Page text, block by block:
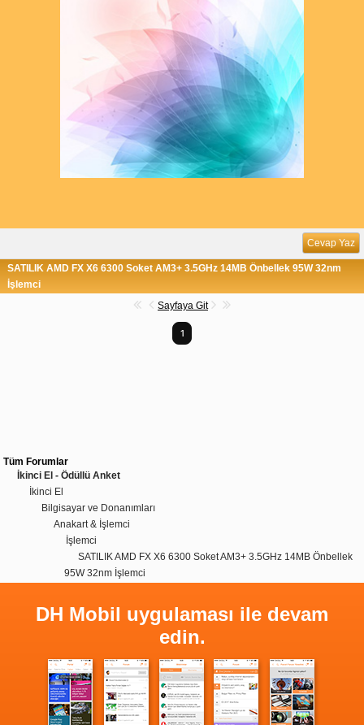
Cevap Yaz
SATILIK AMD FX X6 6300 Soket AM3+ 3.5GHz 14MB Önbellek 95W 32nm
İşlemci
Sayfaya Git
1
Tüm Forumlar
İkinci El - Ödüllü Anket
İkinci El
Bilgisayar ve Donanımları
Anakart & İşlemci
İşlemci
SATILIK AMD FX X6 6300 Soket AM3+ 3.5GHz 14MB Önbellek
95W 32nm İşlemci
DH Mobil uygulaması ile devam
edin.